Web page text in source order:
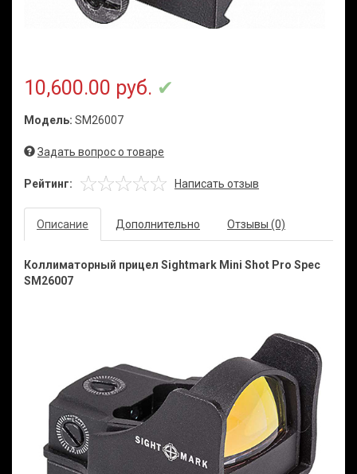
10,600.00 руб.
Модель: SM26007
Задать вопрос о товаре
Рейтинг: Написать отзыв
Описание Дополнительно Отзывы (0)
Коллиматорный прицел Sightmark Mini Shot Pro Spec
SM26007